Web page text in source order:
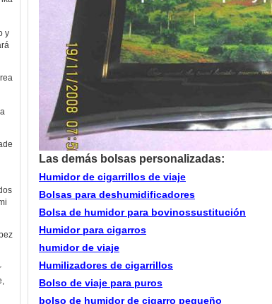
y
Las demás bolsas personalizadas:
Humidor de cigarrillos de viaje
Bolsas para deshumidificadores
Bolsa de humidor para bovinossustitución
Humidor para cigarros
humidor de viaje
Humilizadores de cigarrillos
Bolso de viaje para puros
bolso de humidor de cigarro pequeño